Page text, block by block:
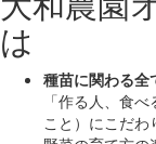
は
種苗に関わる全
「作る人、食
こと）にこだわ